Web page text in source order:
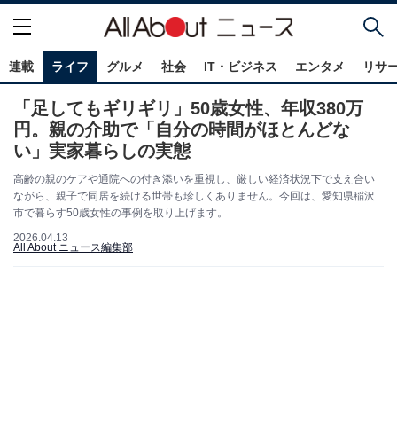
連載 ライフ グルメ 社会 IT・ビジネス エンタメ リサ
「足してもギリギリ」50歳女性、年収380万
円。親の介助で「自分の時間がほとんどな
い」実家暮らしの実態
高齢の親のケアや通院への付き添いを重視し、厳しい経済状況下で支え合い
ながら、親子で同居を続ける世帯も珍しくありません。今回は、愛知県稲沢
市で暮らす50歳女性の事例を取り上げます。
2026.04.13
All About ニュース編集部